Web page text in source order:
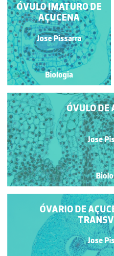
Jose Pissarra
Biologia
ÓVULO IMATURO DE
AÇUCENA
Jose Pissarra
Biologia
ÓVULO DE
Jose
ÓVARIO DE
Jose